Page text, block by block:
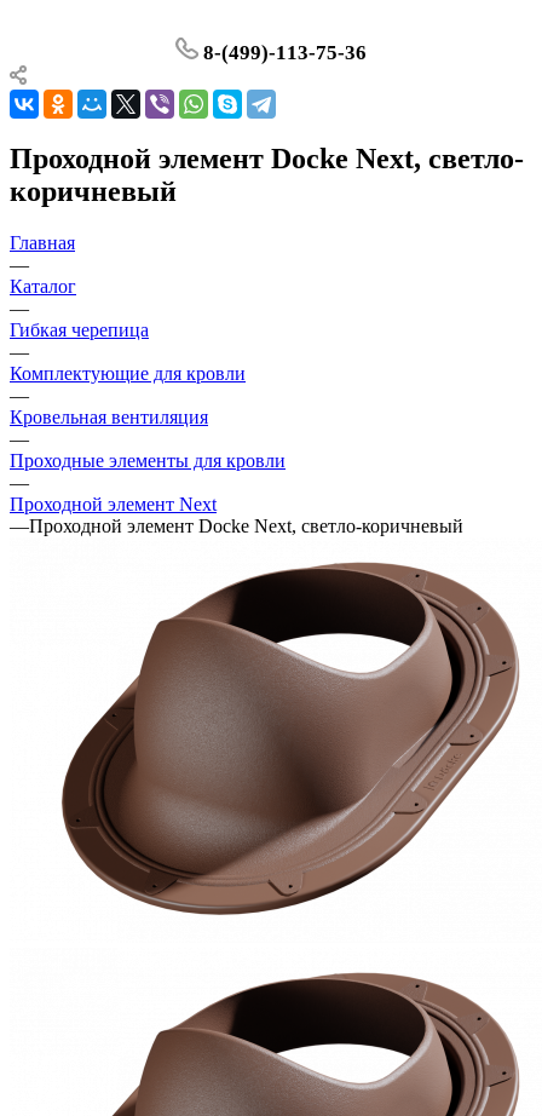
8-(499)-113-75-36
Проходной элемент Docke Next, светло-
коричневый
Главная
—
Каталог
—
Гибкая черепица
—
Комплектующие для кровли
—
Кровельная вентиляция
—
Проходные элементы для кровли
—
Проходной элемент Next
—Проходной элемент Docke Next, светло-коричневый